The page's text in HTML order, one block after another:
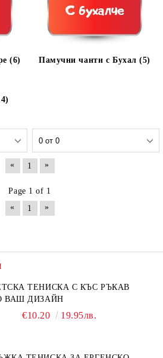
(6) Памучни чанти с Бухал (5)
« 1 »
Page 1 of 1
«
1 »
ТЕНИСКА С КЪС РЪКАВ
ВАШ ДИЗАЙН
€10.20 19.95лв.